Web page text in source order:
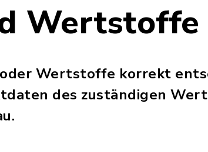
Wertstoffe
Wertstoffe korrekt
des zuständigen